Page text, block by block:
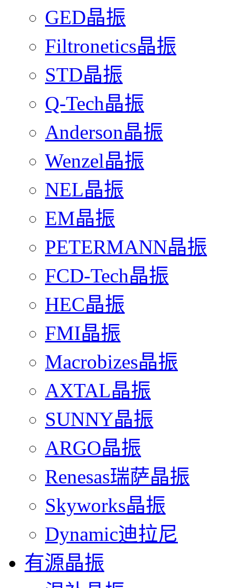
GED晶振
Filtronetics晶振
STD晶振
Q-Tech晶振
Anderson晶振
Wenzel晶振
NEL晶振
EM晶振
PETERMANN晶振
FCD-Tech晶振
HEC晶振
FMI晶振
Macrobizes晶振
AXTAL晶振
SUNNY晶振
ARGO晶振
Renesas瑞萨晶振
Skyworks晶振
Dynamic迪拉尼
有源晶振